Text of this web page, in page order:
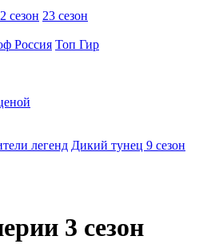
сезон 23 сезон
Россия Топ Гир
легенд Дикий тунец 9 сезон
3 сезон